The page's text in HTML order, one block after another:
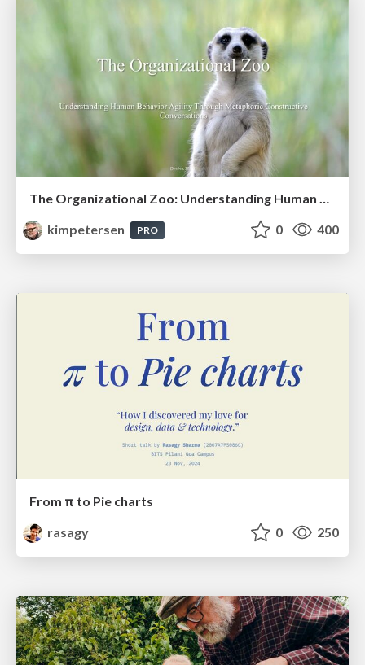
The Organizational Zoo: Understanding Human Behavior Agility Through Metaphoric Constructive Conversations (based on the works of Arthur Shelley, Ph.D)
kimpetersen
PRO 0 400
From π to Pie charts
rasagy
0 250